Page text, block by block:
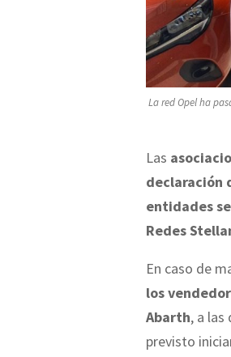
La red Opel ha
Las
declaración
entidades
Redes
En caso de
los
Abarth, a las
previsto